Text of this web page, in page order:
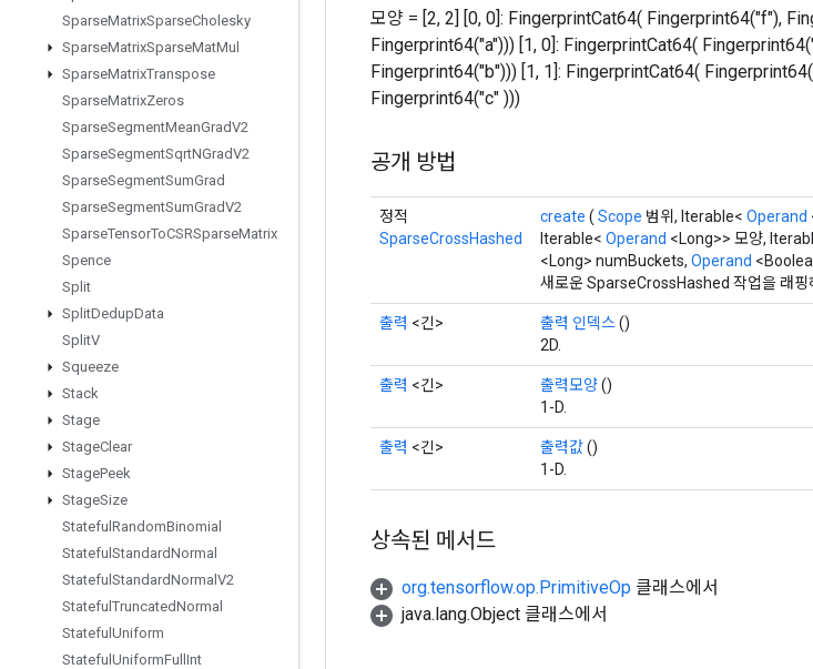
SparseMatrixSparseCholesky
SparseMatrixSparseMatMul
SparseMatrixTranspose
SparseMatrixZeros
SparseSegmentMeanGradV2
SparseSegmentSqrtNGradV2
SparseSegmentSumGrad
SparseSegmentSumGradV2
SparseTensorToCSRSparseMatrix
Spence
Split
SplitDedupData
SplitV
Squeeze
Stack
Stage
StageClear
StagePeek
StageSize
Stateful RandomBinomial
Stateful StandardNormal
Stateful StandardNormal V2
Stateful TruncatedNormal
Stateful Uniform
Stateful UniformFull Int
모양 = [2, 2] [0, 0]: FingerprintCat64( Fingerprint64("f"),
Fingerprint64("a"))) [1, 0]: FingerprintCat64(
Fingerprint64("b"))) [1, 1]: FingerprintCat64(
Fingerprint64("c" )))
공개 방법
정적
SparseCrossHashed
create ( Scope 범위, Iterable< Operand
Iterable< Operand <Long>> 모양,
<Long> numBuckets, Operand
새로운 SparseCrossHashed 작업을 래핑
출력 <긴> 출력 인덱스()
2D.
출력 <긴> 출력모양()
1-D.
출력 <긴> 출력값()
1-D.
상속된 메서드
org.tensorflow.op.PrimitiveOp 클래스에서
java.lang.Object 클래스에서